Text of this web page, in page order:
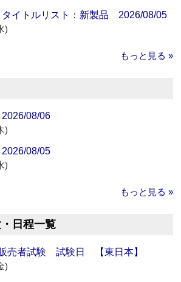
タイトルリスト：新製品 2026/08/05
)
もっと見る »
08/06
)
08/05
)
もっと見る »
日程一覧
売者試験 試験日 【東日本】
)